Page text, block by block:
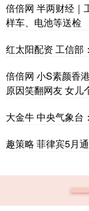
倍倍网 半两财经｜
样车、电池等送检
红太阳配资 工信部
倍倍网 小S素颜香
原因笑翻网友 女儿
大金牛 中央气象台
趣策略 菲律宾5月